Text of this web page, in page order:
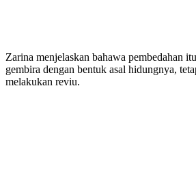
Zarina menjelaskan bahawa pembedahan
gembira dengan bentuk asal hidungnya,
melakukan reviu.